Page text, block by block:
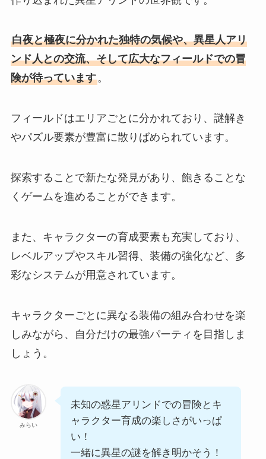
白夜と極夜に分かれた独特の気候や、異星人アリ
ンド人との交流、そして広大なフィールドでの冒
険が待っています。
フィールドはエリアごとに分かれており、謎解き
やパズル要素が豊富に散りばめられています。
探索することで新たな発見があり、飽きることな
くゲームを進めることができます。
また、キャラクターの育成要素も充実しており、
レベルアップやスキル習得、装備の強化など、多
彩なシステムが用意されています。
キャラクターごとに異なる装備の組み合わせを楽
しみながら、自分だけの最強パーティを目指しま
しょう。
みらい
未知の惑星アリンドでの冒険とキ
ャラクター育成の楽しさがいっぱ
い！
一緒に異星の謎を解き明かそう！